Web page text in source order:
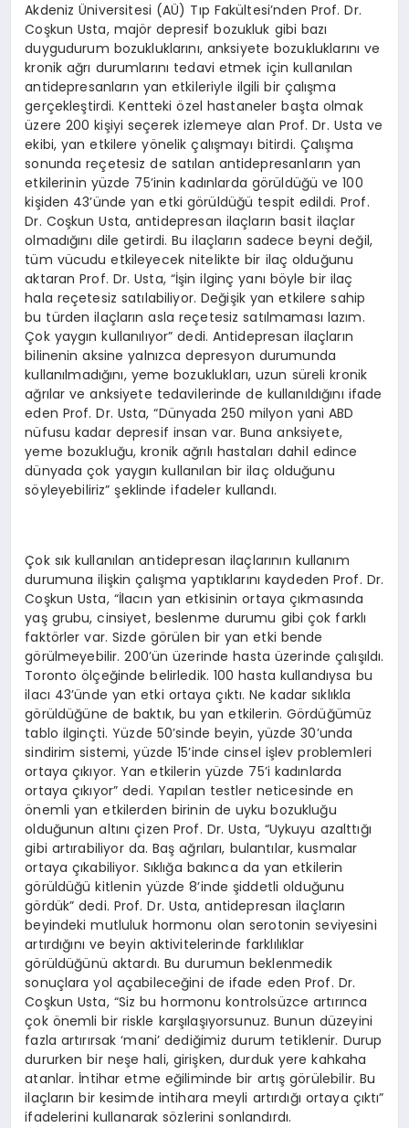
Akdeniz Üniversitesi (AÜ) Tıp Fakültesi’nden Prof. Dr.
Coşkun Usta, majör depresif bozukluk gibi bazı
duygudurum bozukluklarını, anksiyete bozukluklarını ve
kronik ağrı durumlarını tedavi etmek için kullanılan
antidepresanların yan etkileriyle ilgili bir çalışma
gerçekleştirdi. Kentteki özel hastaneler başta olmak
üzere 200 kişiyi seçerek izlemeye alan Prof. Dr. Usta ve
ekibi, yan etkilere yönelik çalışmayı bitirdi. Çalışma
sonunda reçetesiz de satılan antidepresanların yan
etkilerinin yüzde 75’inin kadınlarda görüldüğü ve 100
kişiden 43’ünde yan etki görüldüğü tespit edildi. Prof.
Dr. Coşkun Usta, antidepresan ilaçların basit ilaçlar
olmadığını dile getirdi. Bu ilaçların sadece beyni değil,
tüm vücudu etkileyecek nitelikte bir ilaç olduğunu
aktaran Prof. Dr. Usta, “İşin ilginç yanı böyle bir ilaç
hala reçetesiz satılabiliyor. Değişik yan etkilere sahip
bu türden ilaçların asla reçetesiz satılmaması lazım.
Çok yaygın kullanılıyor” dedi. Antidepresan ilaçların
bilinenin aksine yalnızca depresyon durumunda
kullanılmadığını, yeme bozuklukları, uzun süreli kronik
ağrılar ve anksiyete tedavilerinde de kullanıldığını ifade
eden Prof. Dr. Usta, “Dünyada 250 milyon yani ABD
nüfusu kadar depresif insan var. Buna anksiyete,
yeme bozukluğu, kronik ağrılı hastaları dahil edince
dünyada çok yaygın kullanılan bir ilaç olduğunu
söyleyebiliriz” şeklinde ifadeler kullandı.
Çok sık kullanılan antidepresan ilaçlarının kullanım
durumuna ilişkin çalışma yaptıklarını kaydeden Prof. Dr.
Coşkun Usta, “İlacın yan etkisinin ortaya çıkmasında
yaş grubu, cinsiyet, beslenme durumu gibi çok farklı
faktörler var. Sizde görülen bir yan etki bende
görülmeyebilir. 200’ün üzerinde hasta üzerinde çalışıldı.
Toronto ölçeğinde belirledik. 100 hasta kullandıysa bu
ilacı 43’ünde yan etki ortaya çıktı. Ne kadar sıklıkla
görüldüğüne de baktık, bu yan etkilerin. Gördüğümüz
tablo ilginçti. Yüzde 50’sinde beyin, yüzde 30’unda
sindirim sistemi, yüzde 15’inde cinsel işlev problemleri
ortaya çıkıyor. Yan etkilerin yüzde 75’i kadınlarda
ortaya çıkıyor” dedi. Yapılan testler neticesinde en
önemli yan etkilerden birinin de uyku bozukluğu
olduğunun altını çizen Prof. Dr. Usta, “Uykuyu azalttığı
gibi artırabiliyor da. Baş ağrıları, bulantılar, kusmalar
ortaya çıkabiliyor. Sıklığa bakınca da yan etkilerin
görüldüğü kitlenin yüzde 8’inde şiddetli olduğunu
gördük” dedi. Prof. Dr. Usta, antidepresan ilaçların
beyindeki mutluluk hormonu olan serotonin seviyesini
artırdığını ve beyin aktivitelerinde farklılıklar
görüldüğünü aktardı. Bu durumun beklenmedik
sonuçlara yol açabileceğini de ifade eden Prof. Dr.
Coşkun Usta, “Siz bu hormonu kontrolsüzce artırınca
çok önemli bir riskle karşılaşıyorsunuz. Bunun düzeyini
fazla artırırsak ‘mani’ dediğimiz durum tetiklenir. Durup
dururken bir neşe hali, girişken, durduk yere kahkaha
atanlar. İntihar etme eğiliminde bir artış görülebilir. Bu
ilaçların bir kesimde intihara meyli artırdığı ortaya çıktı”
ifadelerini kullanarak sözlerini sonlandırdı.